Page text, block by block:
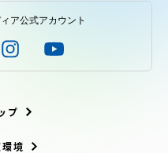
ア公式アカウント
プ
境